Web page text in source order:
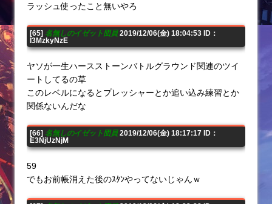
ラッシュ使ったこと無いやろ
[65] 名無しのイゼット団員2019/12/06(金) 18:04:53 ID：
I3MzkyNzE
ヤソが一生ハースストーンバトルグラウンド関連のツイ
ートしてるの草
このレベルになるとプレッシャーとか追い込み練習とか
関係ないんだな
[66] 名無しのイゼット団員2019/12/06(金) 18:17:17 ID：
E3NjUzNjM
59
でもお前帳消えた後のｽﾀﾝやってないじゃんｗ